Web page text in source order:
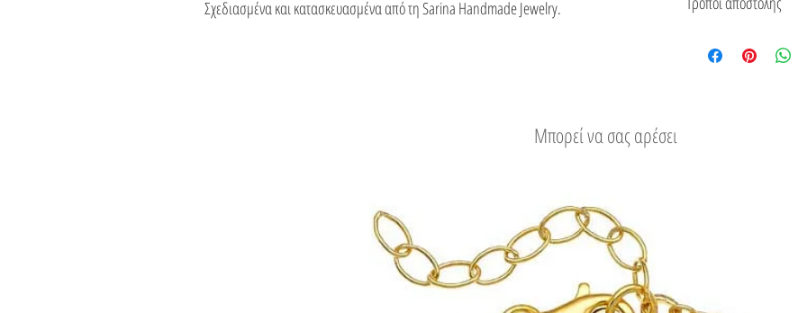
Σχεδιασμένα και κατασκευασμένα από τη Sarina Handmade Jewelry.
ξεπερνά το χώρο του
από πιστοποιητικό για
Μπορεί να σας αρέσει